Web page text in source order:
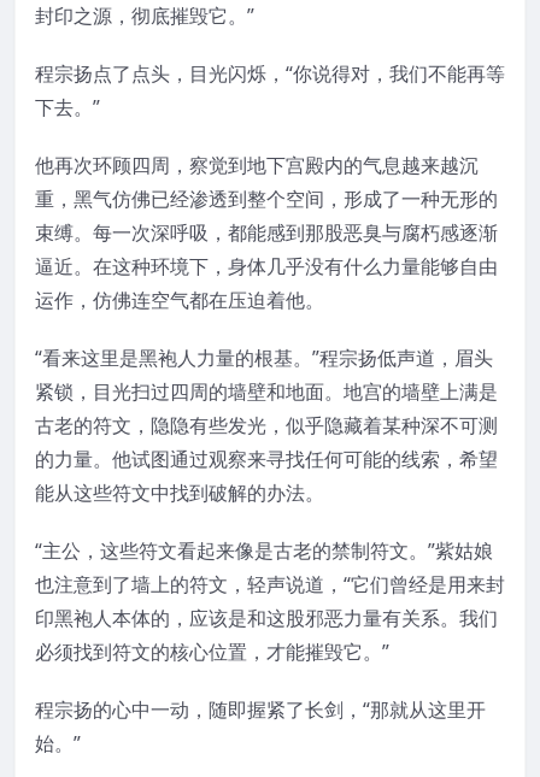
封印之源，彻底摧毁它。”
程宗扬点了点头，目光闪烁，“你说得对，我们不能再等
下去。”
他再次环顾四周，察觉到地下宫殿内的气息越来越沉
重，黑气仿佛已经渗透到整个空间，形成了一种无形的
束缚。每一次深呼吸，都能感到那股恶臭与腐朽感逐渐
逼近。在这种环境下，身体几乎没有什么力量能够自由
运作，仿佛连空气都在压迫着他。
“看来这里是黑袍人力量的根基。”程宗扬低声道，眉头
紧锁，目光扫过四周的墙壁和地面。地宫的墙壁上满是
古老的符文，隐隐有些发光，似乎隐藏着某种深不可测
的力量。他试图通过观察来寻找任何可能的线索，希望
能从这些符文中找到破解的办法。
“主公，这些符文看起来像是古老的禁制符文。”紫姑娘
也注意到了墙上的符文，轻声说道，“它们曾经是用来封
印黑袍人本体的，应该是和这股邪恶力量有关系。我们
必须找到符文的核心位置，才能摧毁它。”
程宗扬的心中一动，随即握紧了长剑，“那就从这里开
始。”